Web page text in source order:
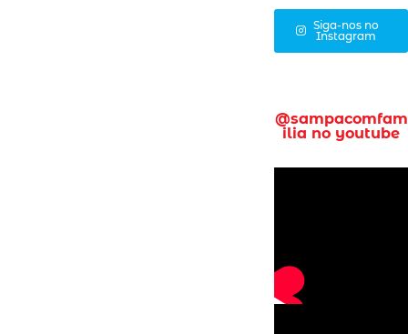
Siga-nos no
Instagram
@sampacomfam
ilia no youtube